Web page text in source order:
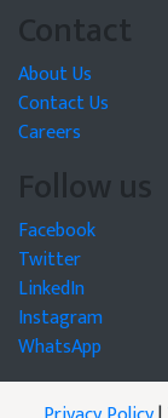
Contact
About Us
Contact Us
Careers
Follow us
Facebook
Twitter
LinkedIn
Instagram
WhatsApp